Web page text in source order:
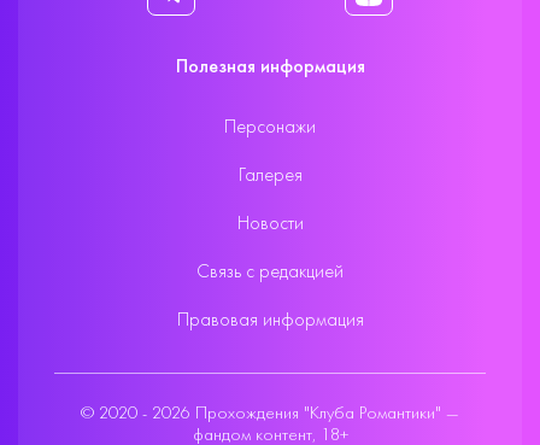
Полезная информация
Персонажи
Галерея
Новости
Связь с редакцией
Правовая информация
© 2020 - 2026 Прохождения "Клуба Романтики" —
фандом контент, 18+